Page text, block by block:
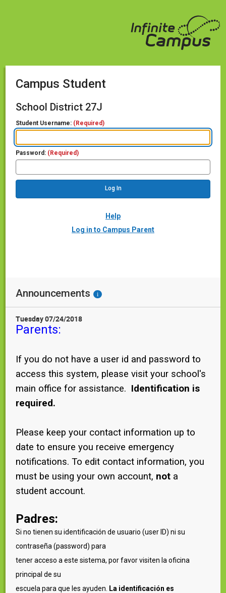
Campus Student
School District 27J
Student Username: (Required)
Password: (Required)
Help
Log in to Campus Parent
Announcements i
Tuesday 07/24/2018
Parents:
If you do not have a user id and password to
access this system, please visit your school's
main office for assistance. Identification is
required.
Please keep your contact information up to
date to ensure you receive emergency
notifications. To edit contact information, you
must be using your own account, not a
student account.
Padres:
Si no tienen su identificación de usuario (user ID) ni su
contraseña (password) para
tener acceso a este sistema, por favor visiten la oficina
principal de su
escuela para que les ayuden.
La identificación es